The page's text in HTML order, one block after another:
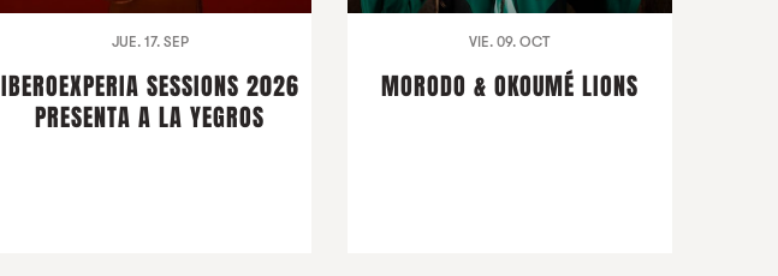
JUE. 17. SEP
IBEROEXPERIA SESSIONS 2026
PRESENTA A LA YEGROS
VIE. 09. OCT
MORODO & OKOUMÉ LIONS